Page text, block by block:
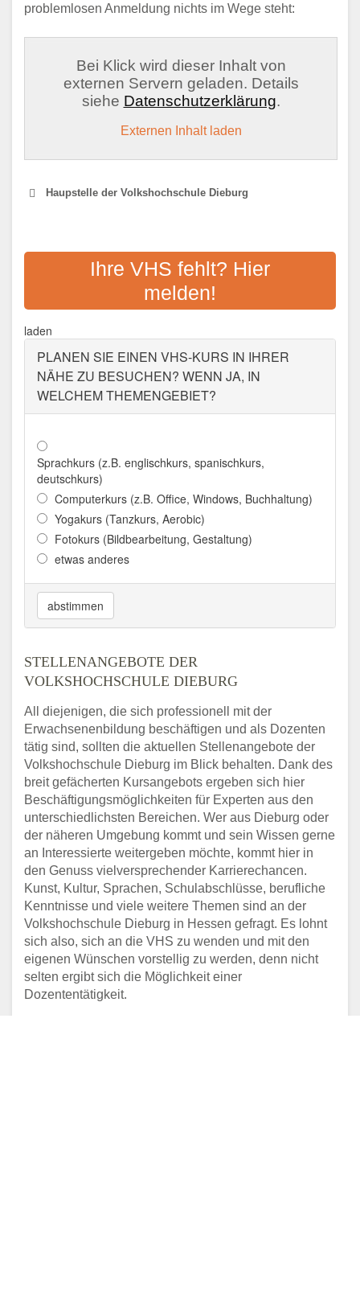
problemlosen Anmeldung nichts im Wege steht:
Bei Klick wird dieser Inhalt von
externen Servern geladen. Details
siehe Datenschutzerklärung.
Externen Inhalt laden
Haupstelle der Volkshochschule Dieburg
VOLKSHOCHSCHULE
DARMSTADT-DIEBURG
Albinistraße 23, 64807 Dieburg
Aktualisiert: August 2021
Ihre VHS fehlt? Hier
melden!
laden
PLANEN SIE EINEN VHS-KURS IN IHRER
NÄHE ZU BESUCHEN? WENN JA, IN
WELCHEM THEMENGEBIET?
Sprachkurs (z.B. englischkurs, spanischkurs,
deutschkurs)
Computerkurs (z.B. Office, Windows, Buchhaltung)
Yogakurs (Tanzkurs, Aerobic)
Fotokurs (Bildbearbeitung, Gestaltung)
etwas anderes
abstimmen
STELLENANGEBOTE DER
VOLKSHOCHSCHULE DIEBURG
All diejenigen, die sich professionell mit der
Erwachsenenbildung beschäftigen und als Dozenten
tätig sind, sollten die aktuellen Stellenangebote der
Volkshochschule Dieburg im Blick behalten. Dank des
breit gefächerten Kursangebots ergeben sich hier
Beschäftigungsmöglichkeiten für Experten aus den
unterschiedlichsten Bereichen. Wer aus Dieburg oder
der näheren Umgebung kommt und sein Wissen gerne
an Interessierte weitergeben möchte, kommt hier in
den Genuss vielversprechender Karrierechancen.
Kunst, Kultur, Sprachen, Schulabschlüsse, berufliche
Kenntnisse und viele weitere Themen sind an der
Volkshochschule Dieburg in Hessen gefragt. Es lohnt
sich also, sich an die VHS zu wenden und mit den
eigenen Wünschen vorstellig zu werden, denn nicht
selten ergibt sich die Möglichkeit einer
Dozententätigkeit.